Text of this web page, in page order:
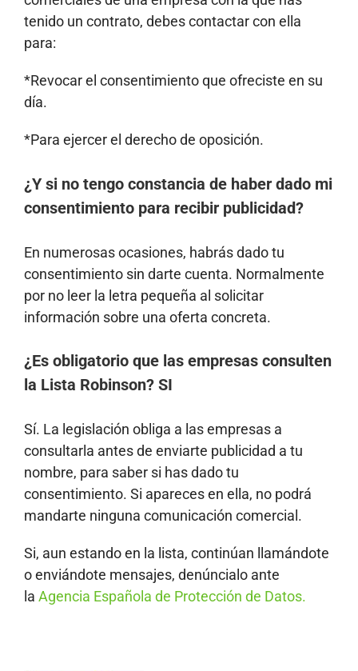
tenido un contrato, debes contactar con ella
para:
*Revocar el consentimiento que ofreciste en su
día.
*Para ejercer el derecho de oposición.
¿Y si no tengo constancia de haber dado mi
consentimiento para recibir publicidad?
En numerosas ocasiones, habrás dado tu
consentimiento sin darte cuenta. Normalmente
por no leer la letra pequeña al solicitar
información sobre una oferta concreta.
¿Es obligatorio que las empresas consulten
la Lista Robinson? SI
Sí. La legislación obliga a las empresas a
consultarla antes de enviarte publicidad a tu
nombre, para saber si has dado tu
consentimiento. Si apareces en ella, no podrá
mandarte ninguna comunicación comercial.
Si, aun estando en la lista, continúan llamándote
o enviándote mensajes, denúncialo ante
la Agencia Española de Protección de Datos.